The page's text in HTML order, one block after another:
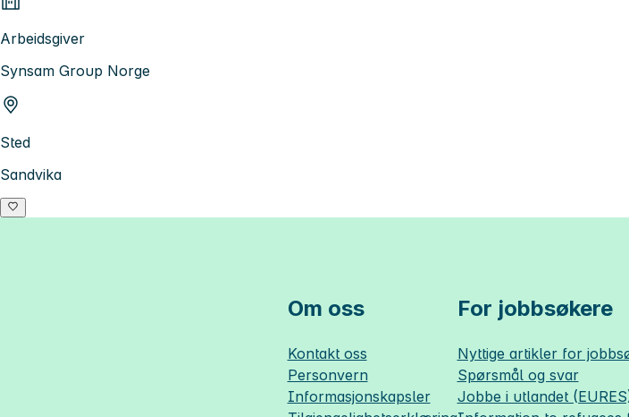
Arbeidsgiver
Synsam Group Norge
Sted
Sandvika
Om oss
Kontakt oss
Personvern
Informasjonskapsler
For jobbsøkere
Nyttige artikler for
Spørsmål og svar
Jobbe i utlandet